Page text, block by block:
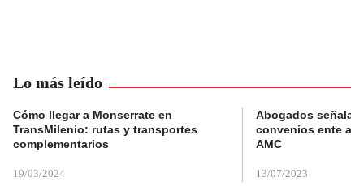
Lo más leído
Cómo llegar a Monserrate en
TransMilenio: rutas y transportes
complementarios
19/03/2024
Abogados
convenios ente
AMC
13/07/2023